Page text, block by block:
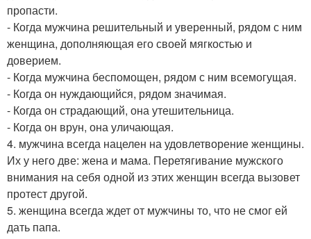
пропасти.
- Когда мужчина решительный и уверенный, рядом с ним
женщина, дополняющая его своей мягкостью и
доверием.
- Когда мужчина беспомощен, рядом с ним всемогущая.
- Когда он нуждающийся, рядом значимая.
- Когда он страдающий, она утешительница.
- Когда он врун, она уличающая.
4. мужчина всегда нацелен на удовлетворение женщины.
Их у него две: жена и мама. Перетягивание мужского
внимания на себя одной из этих женщин всегда вызовет
протест другой.
5. женщина всегда ждет от мужчины то, что не смог ей
дать папа.